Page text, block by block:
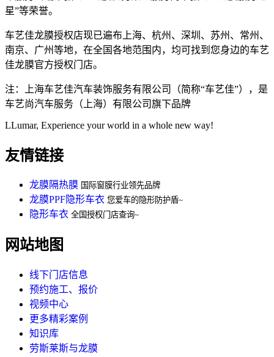
星”等荣誉。
车艺佳龙膜授权店现已遍布上海、杭州、深圳、苏州、常州、
南京、广州等地，在全国各地范围内，均可找到您身边的车艺
佳龙膜官方授权门店。
注：上海车艺佳汽车装饰服务有限公司（简称“车艺佳”），是
车艺尚汽车服务（上海）有限公司旗下品牌
LLumar, Experience your world in a whole new way!
友情链接
龙膜隔热膜 国际窗膜行业领先品牌
龙膜PPF隐形车衣 您爱车的隐形防护盾~
隐形车衣 全国授权门店查询~
网站地图
线下门店信息
预约施工、报价
视频中心
更多精彩案例
知识库
劳斯莱斯与龙膜